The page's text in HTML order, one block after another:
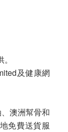
及健康網
澳洲幫骨和
免費送貨服